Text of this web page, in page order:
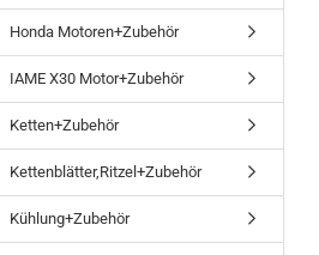
Honda Motoren+Zubehör
IAME X30 Motor+Zubehör
Ketten+Zubehör
Kettenblätter,Ritzel+Zubehör
Kühlung+Zubehör